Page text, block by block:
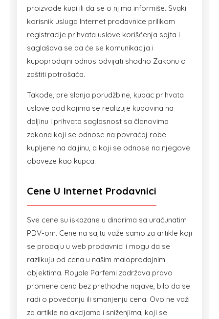
proizvode kupi ili da se o njima informiše. Svaki
korisnik usluga Internet prodavnice prilikom
registracije prihvata uslove korišćenja sajta i
saglašava se da će se komunikacija i
kupoprodajni odnos odvijati shodno Zakonu o
zaštiti potrošača.
Takođe, pre slanja porudžbine, kupac prihvata
uslove pod kojima se realizuje kupovina na
daljinu i prihvata saglasnost sa članovima
zakona koji se odnose na povraćaj robe
kupljene na daljinu, a koji se odnose na njegove
obaveze kao kupca.
Cene U Internet Prodavnici
Sve cene su iskazane u dinarima sa uračunatim
PDV-om. Cene na sajtu važe samo za artikle koji
se prodaju u web prodavnici i mogu da se
razlikuju od cena u našim maloprodajnim
objektima. Royale Parfemi zadržava pravo
promene cena bez prethodne najave, bilo da se
radi o povećanju ili smanjenju cena. Ovo ne važi
za artikle na akcijama i sniženjima, koji se